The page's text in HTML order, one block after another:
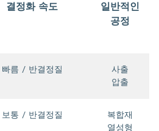
결정화 속도
일반적인
공정
빠름 / 반결정질
사출
압출
보통 / 반결정질
복합재
열성형